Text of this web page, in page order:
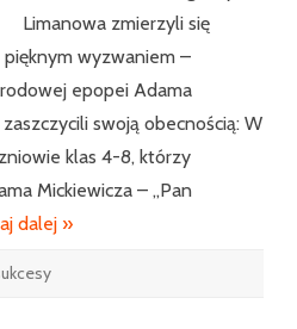
Limanowa zmierzyli się
wyzwaniem –
epopei Adama
swoją obecnością: W
klas 4-8, którzy
Mickiewicza – „Pan
dalej »